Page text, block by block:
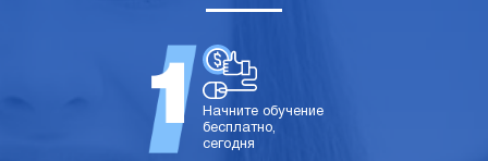
Начните обучение
бесплатно,
сегодня